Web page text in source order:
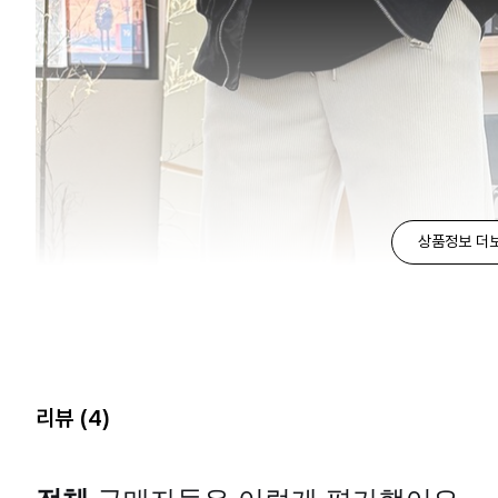
상품정보 더
리뷰 (4)